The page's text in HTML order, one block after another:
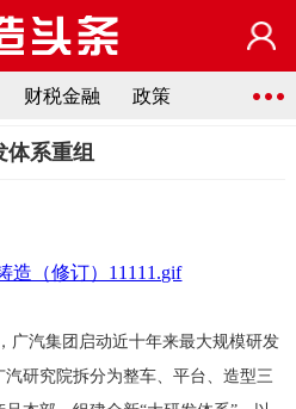
财税金融 政策
体系重组
广汽集团启动近十年来最大规模研发
研究院拆分为整车、平台、造型三